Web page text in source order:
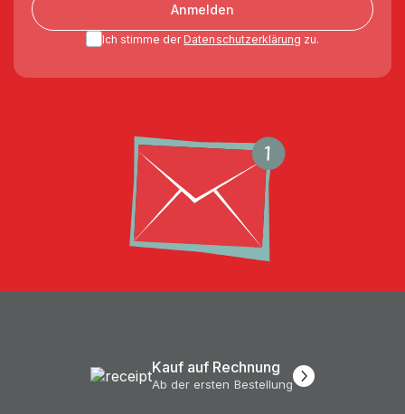
Anmelden
Ich stimme der Datenschutzerklärung zu.
Kauf auf Rechnung
Ab der ersten Bestellung